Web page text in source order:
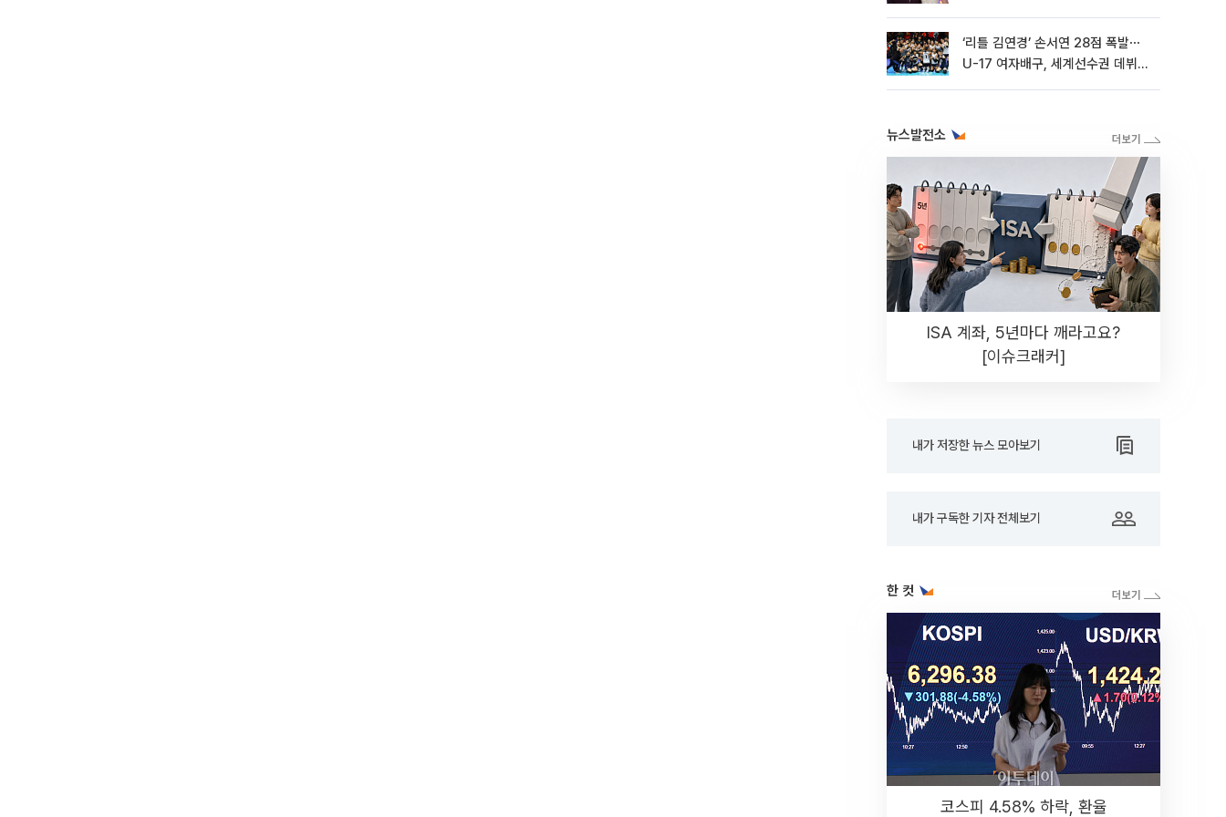
‘리틀 김연경’ 손서연 28점 폭발⋯
U-17 여자배구, 세계선수권 데뷔전
뉴스발전소
ISA 계좌, 5년마다 깨라고요?
[이슈크래커]
내가 저장한 뉴스 모아보기
내가 구독한 기자 전체보기
한 컷
코스피 4.58% 하락, 환율